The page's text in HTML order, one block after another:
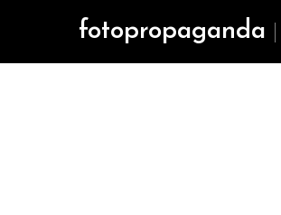
fotopropaganda